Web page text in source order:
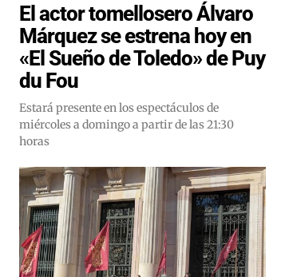
El actor tomellosero Álvaro
Márquez se estrena hoy en
«El Sueño de Toledo» de Puy
du Fou
Estará presente en los espectáculos de
miércoles a domingo a partir de las 21:30
horas